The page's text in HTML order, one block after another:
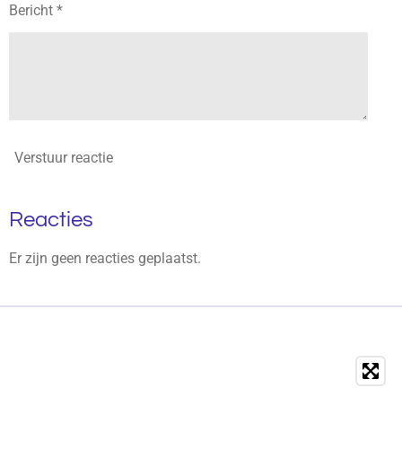
Bericht *
Verstuur reactie
Reacties
Er zijn geen reacties geplaatst.